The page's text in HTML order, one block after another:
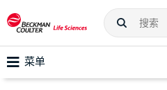
菜单